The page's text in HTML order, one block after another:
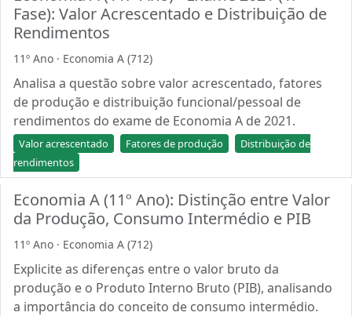
Fase): Valor Acrescentado e Distribuição de
Rendimentos
11º Ano · Economia A (712)
Analisa a questão sobre valor acrescentado, fatores
de produção e distribuição funcional/pessoal de
rendimentos do exame de Economia A de 2021.
Valor acrescentado Fatores de produção
Distribuição de
rendimentos
Economia A (11º Ano): Distinção entre Valor
da Produção, Consumo Intermédio e PIB
11º Ano · Economia A (712)
Explicite as diferenças entre o valor bruto da
produção e o Produto Interno Bruto (PIB), analisando
a importância do conceito de consumo intermédio.